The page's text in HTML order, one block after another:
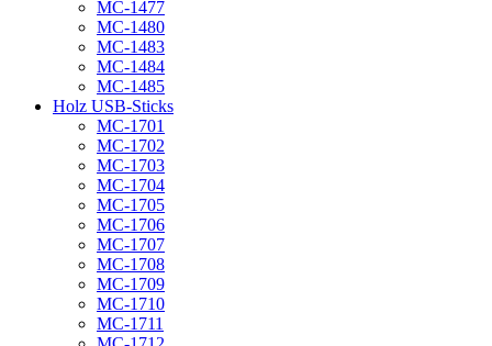
MC-1477
MC-1480
MC-1483
MC-1484
MC-1485
Holz USB-Sticks
MC-1701
MC-1702
MC-1703
MC-1704
MC-1705
MC-1706
MC-1707
MC-1708
MC-1709
MC-1710
MC-1711